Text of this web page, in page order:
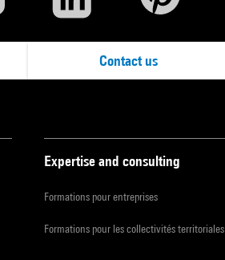
Contact us
Expertise and consulting
Formations pour entreprises
Formations pour les collectivités territoriales